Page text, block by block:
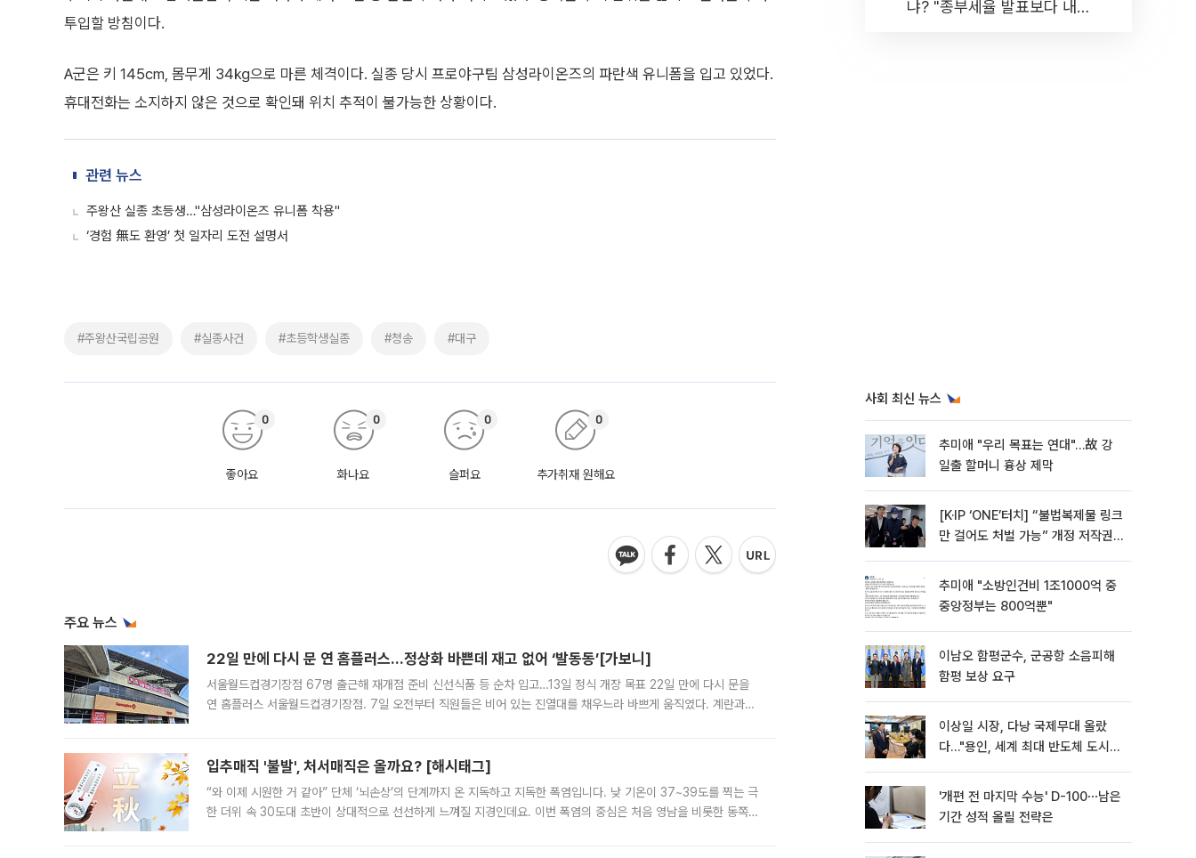
투입할 방침이다.
A군은 키 145cm, 몸무게 34㎏으로 마른 체격이다. 실종 당시 프로야구팀 삼성라이온즈의 파란색 유니폼을 입고 있었다.
휴대전화는 소지하지 않은 것으로 확인돼 위치 추적이 불가능한 상황이다.
관련 뉴스
주왕산 실종 초등생…"삼성라이온즈 유니폼 착용"
‘경험 無도 환영’ 첫 일자리 도전 설명서
#주왕산국립공원 #실종사건 #초등학생실종 #청송 #대구
좋아요
0
화나요
0
슬퍼요
0
추가취재 원해요
0
주요 뉴스
22일 만에 다시 문 연 홈플러스…정상화 바쁜데 재고 없어 ‘발동동’[가보니]
서울월드컵경기장점 67명 출근해 재개점 준비 신선식품 등 순차 입고…13일 정식 개장 목표 22일 만에 다시 문을
연 홈플러스 서울월드컵경기장점. 7일 오전부터 직원들은 비어 있는 진열대를 채우느라 바쁘게 움직였다. 계란과
입추매직 '불발', 처서매직은 올까요? [해시태그]
“와 이제 시원한 거 같아” 단체 ‘뇌손상’의 단계까지 온 지독하고 지독한 폭염입니다. 낮 기온이 37~39도를 찍는 극
한 더위 속 30도대 초반이 상대적으로 선선하게 느껴질 지경인데요. 이번 폭염의 중심은 처음 영남을 비롯한 동쪽
냐? "종부세율 발표보다 내릴
사회 최신 뉴스
추미애 "우리 목표는 연대"…故 강
일출 할머니 흉상 제막
[K·IP ‘ONE’터치] “불법복제물 링크
만 걸어도 처벌 가능” 개정 저작권
추미애 "소방인건비 1조1000억 중
중앙정부는 800억뿐"
이남오 함평군수, 군공항 소음피해
함평 보상 요구
이상일 시장, 다낭 국제무대 올랐
다…"용인, 세계 최대 반도체 도시
'개편 전 마지막 수능' D-100⋯남은
기간 성적 올릴 전략은